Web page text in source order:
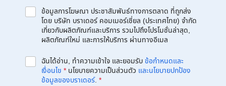
ข้อมูลการโฆษณา ประชาสัมพันธ์ทางการตลาด ที่ถูกส่ง
โดย บริษัท บราเดอร์ คอมเมอร์เชี่ยล (ประเทศไทย) จำกัด
เกี่ยวกับผลิตภัณฑ์และบริการ รวมไปถึงโปรโมชั่นล่าสุด,
ผลิตภัณฑ์ใหม่ และการให้บริการ ผ่านทางอีเมล
ฉันได้อ่าน, ทำความเข้าใจ และยอมรับข้อกำหนดและ
เงื่อนไข * นโยบายความเป็นส่วนตัว และนโยบายปกป้อง
ข้อมูลของบราเดอร์. *